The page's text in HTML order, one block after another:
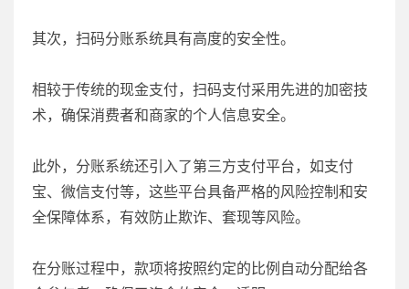
其次，扫码分账系统具有高度的安全性。
相较于传统的现金支付，扫码支付采用先进的加密技
术，确保消费者和商家的个人信息安全。
此外，分账系统还引入了第三方支付平台，如支付
宝、微信支付等，这些平台具备严格的风险控制和安
全保障体系，有效防止欺诈、套现等风险。
在分账过程中，款项将按照约定的比例自动分配给各